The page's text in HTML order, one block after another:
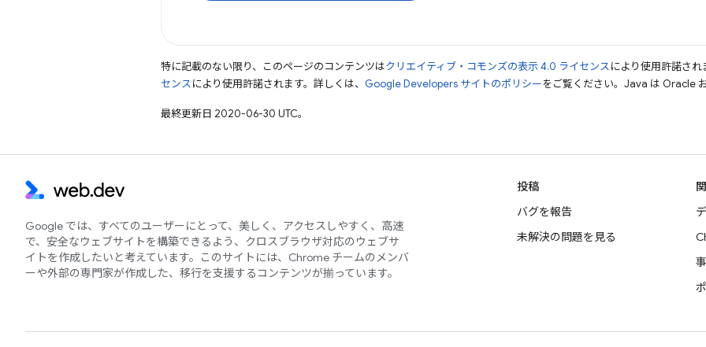
特に記載のない限り、このページのコンテンツはクリエイティブ・コモンズの表示 4.0 ライセンスにより使用許諾さ
センスにより使用許諾されます。詳しくは、 Google Developers サイトのポリシーをご覧ください。Java は Oracle
最終更新日 2020-06-30 UTC。
Google では、すべてのユーザーにとって、美しく、アクセスしやすく、高速
で、安全なウェブサイトを構築できるよう、クロスブラウザ対応のウェブサ
イトを作成したいと考えています。このサイトには、Chrome チームのメンバ
ーや外部の専門家が作成した、移行を支援するコンテンツが揃っています。
投稿
バグを報告
未解決の問題を見る